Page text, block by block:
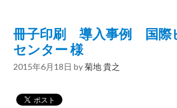
冊子印刷 導入事例 国際
センター 様
2015年6月18日 by菊地 貴之